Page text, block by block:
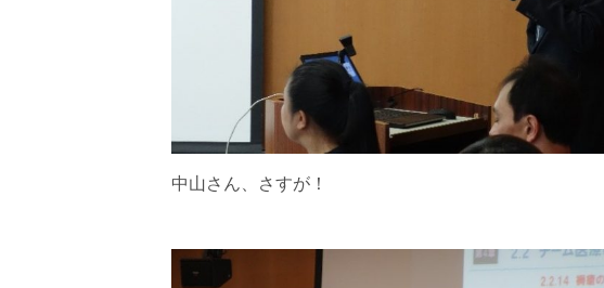
中山さん、さすが！